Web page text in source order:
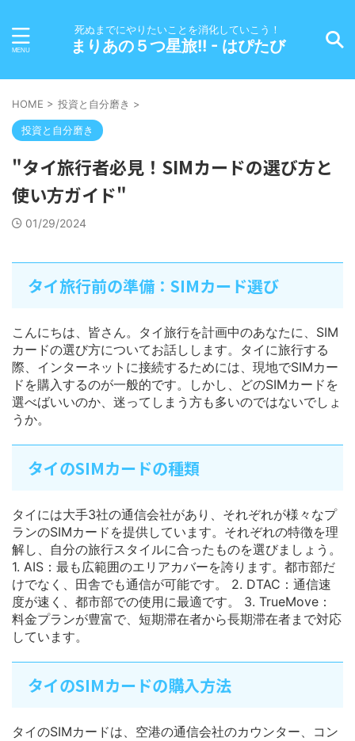
死ぬまでにやりたいことを消化していこう！
まりあの５つ星旅!! - はぴたび
HOME > 投資と自分磨き >
投資と自分磨き
"タイ旅行者必見！SIMカードの選び方と
使い方ガイド"
01/29/2024
タイ旅行前の準備：SIMカード選び
こんにちは、皆さん。タイ旅行を計画中のあなたに、SIM
カードの選び方についてお話しします。タイに旅行する
際、インターネットに接続するためには、現地でSIMカー
ドを購入するのが一般的です。しかし、どのSIMカードを
選べばいいのか、迷ってしまう方も多いのではないでしょ
うか。
タイのSIMカードの種類
タイには大手3社の通信会社があり、それぞれが様々なプ
ランのSIMカードを提供しています。それぞれの特徴を理
解し、自分の旅行スタイルに合ったものを選びましょう。
1. AIS：最も広範囲のエリアカバーを誇ります。都市部だ
けでなく、田舎でも通信が可能です。 2. DTAC：通信速
度が速く、都市部での使用に最適です。 3. TrueMove：
料金プランが豊富で、短期滞在者から長期滞在者まで対応
しています。
タイのSIMカードの購入方法
タイのSIMカードは、空港の通信会社のカウンター、コン